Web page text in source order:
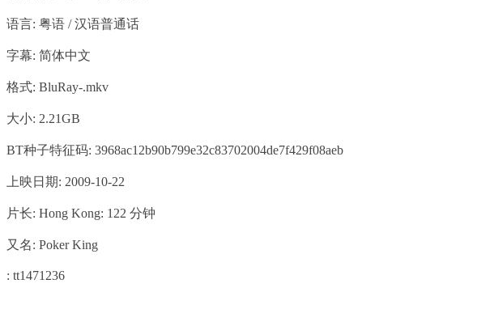
语言: 粤语 / 汉语普通话
字幕: 简体中文
格式: BluRay-.mkv
大小: 2.21GB
BT种子特征码: 3968ac12b90b799e32c83702004de7f429f08aeb
上映日期: 2009-10-22
片长: Hong Kong: 122 分钟
又名: Poker King
: tt1471236